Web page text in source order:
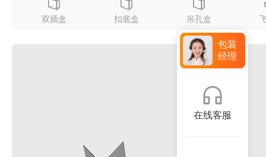
双插盒 扣底盒 吊孔盒
包装
经理
在线客服